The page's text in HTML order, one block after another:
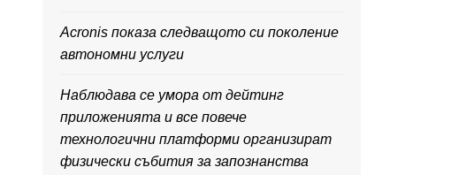
Acronis показа следващото си поколение
автономни услуги
Наблюдава се умора от дейтинг
приложенията и все повече
технологични платформи организират
физически събития за запознанства